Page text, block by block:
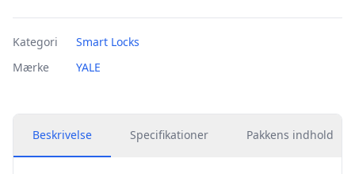
Kategori
Smart Locks
Mærke
YALE
Beskrivelse Specifikationer Pakkens indhold